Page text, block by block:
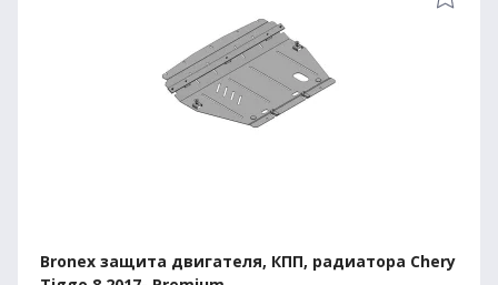
Bronex защита двигателя, КПП, радиатора Chery